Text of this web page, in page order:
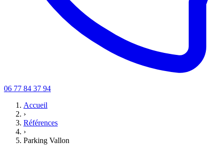
06 77 84 37 94
Accueil
›
Références
›
Parking Vallon